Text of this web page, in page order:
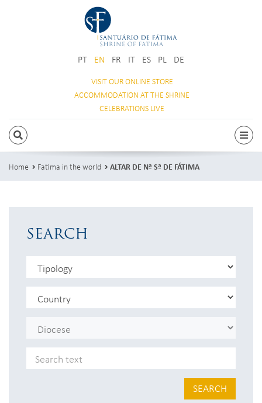
PT EN FR IT ES PL DE
VISIT OURONLINE STORE
ACCOMMODATION AT THE SHRINE
CELEBRATIONS LIVE
SEARCH
Home Fatima in the world ALTAR DE Nª Sª DE FÁTIMA
SEARCH
SEARCH